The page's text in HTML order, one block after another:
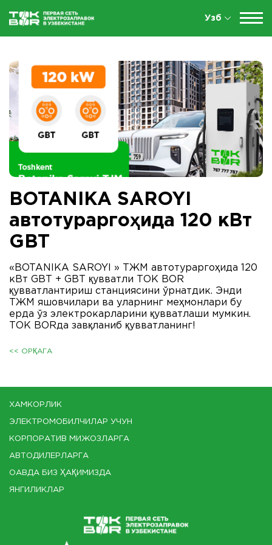
Узб
BOTANIKA SAROYI
автотураргоҳида 120 кВт
GBT
«BOTANIKA SAROYI » ТЖМ автотураргоҳида 120
кВт GBT + GBT қувватли ТОК BOR
қувватлантириш станциясини ўрнатдик. Энди
ТЖМ яшовчилари ва уларнинг меҳмонлари бу
ерда ўз электрокарларини қувватлаши мумкин.
ТОК BORда завқланиб қувватланинг!
<< ОРҚАГА
ХАМКОРЛИК
ЭЛЕКТРОМОБИЛЧИЛАР УЧУН
КОРПОРАТИВ МИЖОЗЛАРГА
АВТОДИЛЕРЛАРГА
ОАВДА БИЗ ҲАҚИМИЗДА
ЯНГИЛИКЛАР